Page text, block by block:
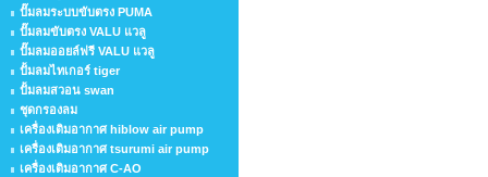
ปั๊มลมระบบขับตรง PUMA
ปั๊มลมขับตรง VALU แวลู
ปั๊มลมออยล์ฟรี VALU แวลู
ปั้มลมไทเกอร์ tiger
ปั้มลมสวอน swan
ชุดกรองลม
เครื่องเติมอากาศ hiblow air pump
เครื่องเติมอากาศ tsurumi air pump
เครื่องเติมอากาศ C-AO